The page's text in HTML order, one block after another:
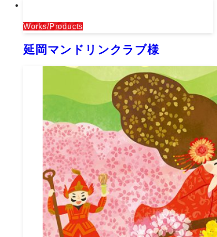
Works/Products
延岡マンドリンクラブ様